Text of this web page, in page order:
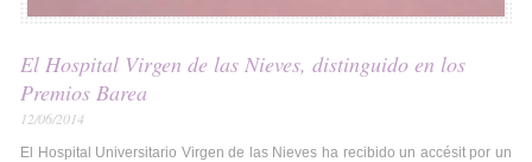
El Hospital Virgen de las Nieves, distinguido en los
Premios Barea
12/06/2014
El Hospital Universitario Virgen de las Nieves ha recibido un accésit por un